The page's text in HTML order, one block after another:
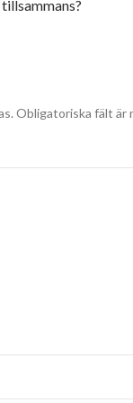
Obligatoriska fält är